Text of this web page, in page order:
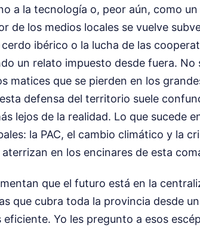
a la tecnología o, peor aún, como
de los medios locales se vuelve
ibérico o la lucha de las
un relato impuesto desde fuera.
matices que se pierden en los
defensa del territorio suele
lejos de la realidad. Lo que sucede
la PAC, el cambio climático y la
aterrizan en los encinares de esta
que el futuro está en la
que cubra toda la provincia desde
eficiente. Yo les pregunto a esos